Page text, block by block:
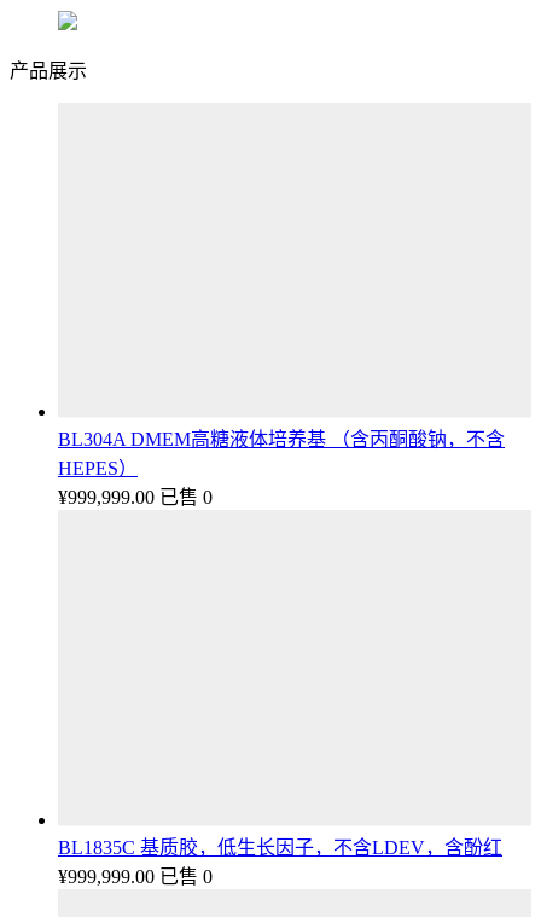
产品展示
BL304A DMEM高糖液体培养基 （含丙酮酸钠，不含
HEPES）
¥999,999.00 已售 0
BL1835C 基质胶，低生长因子，不含LDEV，含酚红
¥999,999.00 已售 0